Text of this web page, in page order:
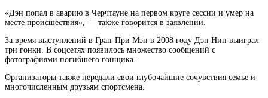
«Дэн попал в аварию в Черчтауне на первом круге сессии и умер на
месте происшествия», — также говорится в заявлении.
За время выступлений в Гран-При Мэн в 2008 году Дэн Нин выиграл
три гонки. В соцсетях появилось множество сообщений с
фотографиями погибшего гонщика.
Организаторы также передали свои глубочайшие сочувствия семье и
многочисленным друзьям спортсмена.